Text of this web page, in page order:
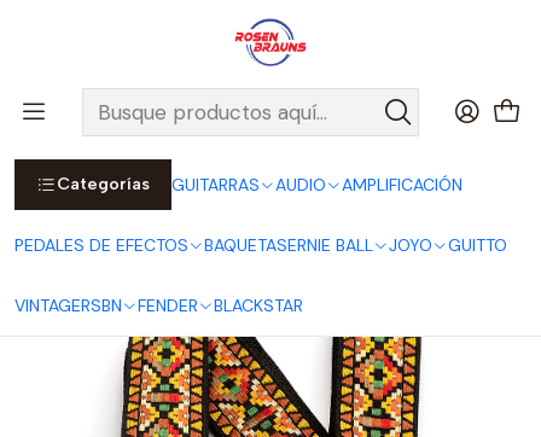
Categorías GUITARRAS AUDIO AMPLIFICACIÓN
PEDALES DE EFECTOS BAQUETASERNIE BALL JOYO GUITTO
VINTAGERSBN FENDER BLACKSTAR
Por compras sobre $25.000 en Santiago urbano, Colina o
Padre Hurtado, incluimos el despacho!
Ver Detalles
Inicio ERNIE BALL CORREAS ERNIE BALL
Jacquard Straps
Correa Jacquard Santa Fe P04090